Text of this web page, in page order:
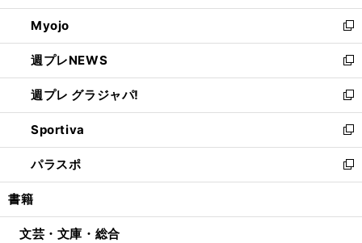
開
く
ウ
で
開
く
ン
ド
ウ
で
開
く
ウ
ィ
ン
ド
ウ
で
開
く
Myojo
新
し
い
ウ
ィ
ン
ド
ウ
で
開
週プレNEWS
新
し
い
ウ
ィ
ン
ド
ウ
開
週プレ グラジャパ!
新
し
い
ウ
ィ
ン
ウ
Sportiva
新
し
い
ウ
ン
パラスポ
新
し
ウ
書籍
文芸・文庫・総合